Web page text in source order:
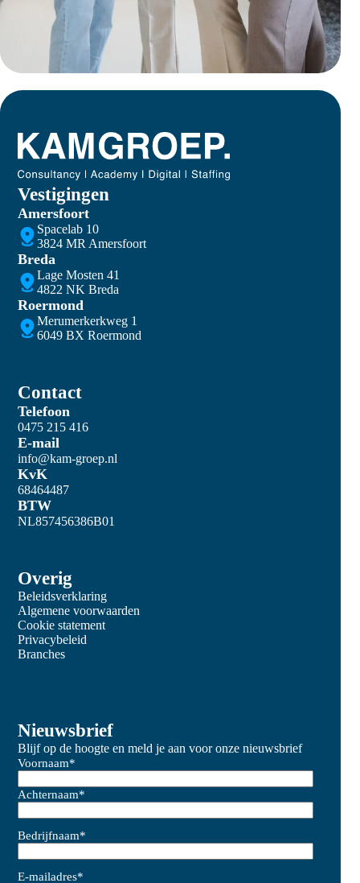
Vestigingen
Amersfoort
Spacelab 10
3824 MR Amersfoort
Breda
Lage Mosten 41
4822 NK Breda
Roermond
Merumerkerkweg 1
6049 BX Roermond
Contact
Telefoon
0475 215 416
E-mail
info@kam-groep.nl
KvK
68464487
BTW
NL857456386B01
Overig
Beleidsverklaring
Algemene voorwaarden
Cookie statement
Privacybeleid
Branches
Nieuwsbrief
Blijf op de hoogte en meld je aan voor onze nieuwsbrief
Voornaam*
Achternaam*
Bedrijfnaam*
E-mailadres*